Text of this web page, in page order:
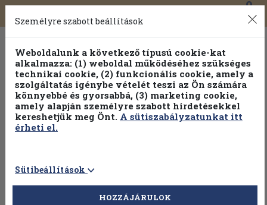
Toggle
navigation
0
Vissza az előző oldalra Válasszon példányt
Személyre szabott beállítások
Weboldalunk a következő típusú cookie-kat
alkalmazza: (1) weboldal működéséhez szükséges
technikai cookie, (2) funkcionális cookie, amely a
szolgáltatás igénybe vételét teszi az Ön számára
könnyebbé és gyorsabbá, (3) marketing cookie,
amely alapján személyre szabott hirdetésekkel
kereshetjük meg Önt. A sütiszabályzatunkat itt
érheti el.
Sütibeállítások
HOZZÁJÁRULOK